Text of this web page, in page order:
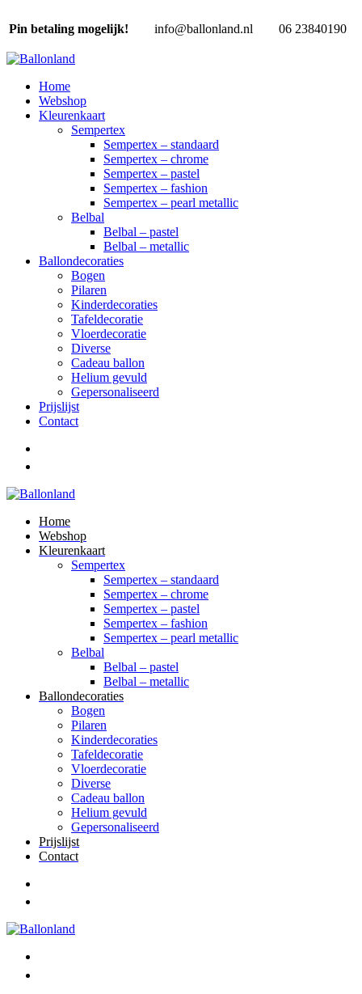
Pin betaling mogelijk! info@ballonland.nl 06 23840190
Home
Webshop
Kleurenkaart
Sempertex
Sempertex – standaard
Sempertex – chrome
Sempertex – pastel
Sempertex – fashion
Sempertex – pearl metallic
Belbal
Belbal – pastel
Belbal – metallic
Ballondecoraties
Bogen
Pilaren
Kinderdecoraties
Tafeldecoratie
Vloerdecoratie
Diverse
Cadeau ballon
Helium gevuld
Gepersonaliseerd
Prijslijst
Contact
Home
Webshop
Kleurenkaart
Sempertex
Sempertex – standaard
Sempertex – chrome
Sempertex – pastel
Sempertex – fashion
Sempertex – pearl metallic
Belbal
Belbal – pastel
Belbal – metallic
Ballondecoraties
Bogen
Pilaren
Kinderdecoraties
Tafeldecoratie
Vloerdecoratie
Diverse
Cadeau ballon
Helium gevuld
Gepersonaliseerd
Prijslijst
Contact